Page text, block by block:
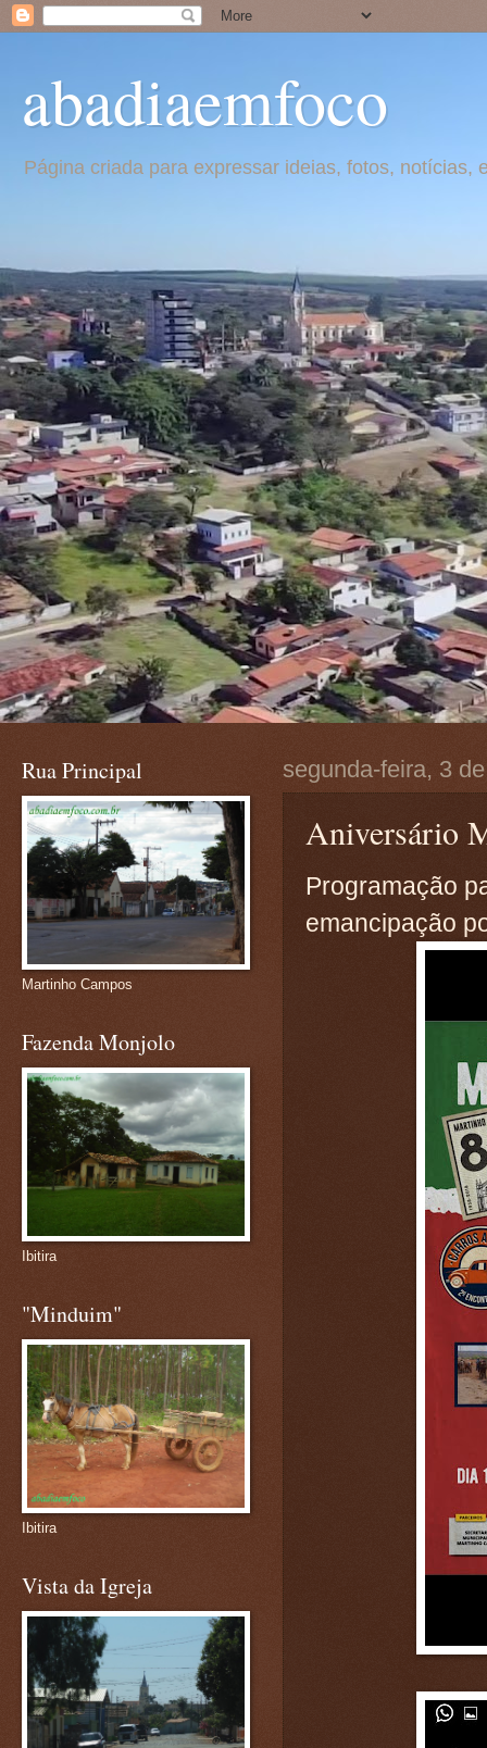
abadiaemfoco
Página criada para expressar ideias, fotos,
segunda-feira, 3
Aniversário
Programação
emancipação
Rua Principal
Martinho Campos
Fazenda Monjolo
Ibitira
"Minduim"
Ibitira
Vista da Igreja